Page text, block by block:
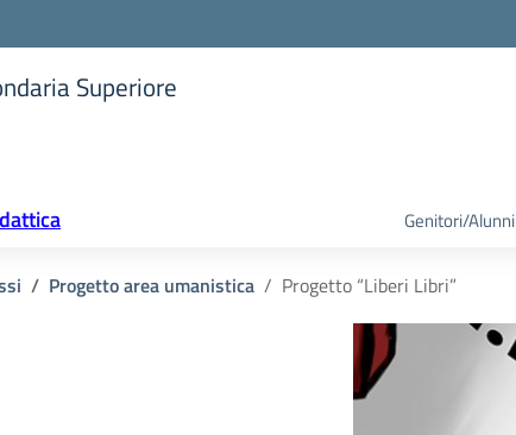
Superiore
Genitori/Alunni
Progetto area umanistica Progetto “Liberi Libri”